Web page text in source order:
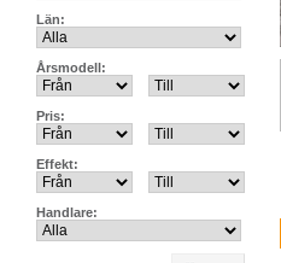
Län:
Årsmodell:
Pris:
Effekt:
Handlare: